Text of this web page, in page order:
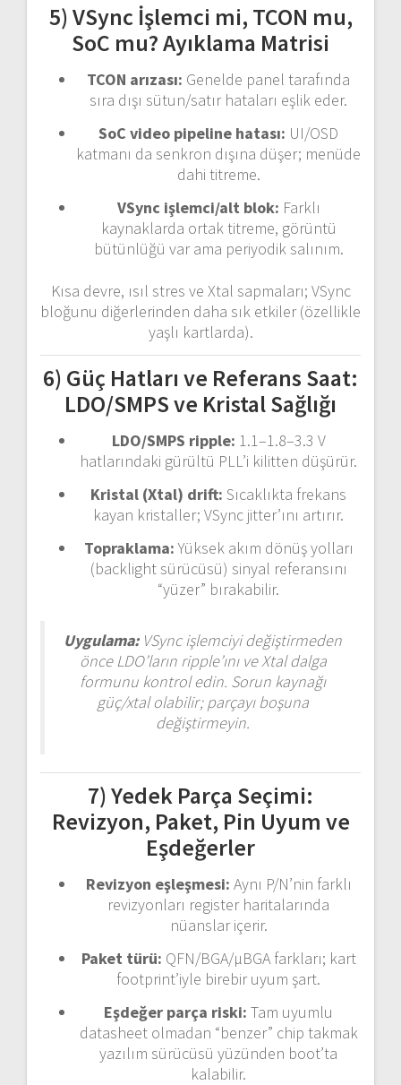
5) VSync İşlemci mi, TCON mu,
SoC mu? Ayıklama Matrisi
TCON arızası: Genelde panel tarafında
sıra dışı sütun/satır hataları eşlik eder.
SoC video pipeline hatası: UI/OSD
katmanı da senkron dışına düşer; menüde
dahi titreme.
VSync işlemci/alt blok: Farklı
kaynaklarda ortak titreme, görüntü
bütünlüğü var ama periyodik salınım.
Kısa devre, ısıl stres ve Xtal sapmaları; VSync
bloğunu diğerlerinden daha sık etkiler (özellikle
yaşlı kartlarda).
6) Güç Hatları ve Referans Saat:
LDO/SMPS ve Kristal Sağlığı
LDO/SMPS ripple: 1.1–1.8–3.3 V
hatlarındaki gürültü PLL’i kilitten düşürür.
Kristal (Xtal) drift: Sıcaklıkta frekans
kayan kristaller; VSync jitter’ını artırır.
Topraklama:Yüksek akım dönüş yolları
(backlight sürücüsü) sinyal referansını
“yüzer” bırakabilir.
Uygulama:VSync işlemciyi değiştirmeden
önce LDO’ların ripple’ını ve Xtal dalga
formunu kontrol edin. Sorun kaynağı
güç/xtal olabilir; parçayı boşuna
değiştirmeyin.
7) Yedek Parça Seçimi:
Revizyon, Paket, Pin Uyum ve
Eşdeğerler
Revizyon eşleşmesi: Aynı P/N’nin farklı
revizyonları register haritalarında
nüanslar içerir.
Paket türü: QFN/BGA/µBGA farkları; kart
footprint’iyle birebir uyum şart.
Eşdeğer parça riski: Tam uyumlu
datasheet olmadan “benzer” chip takmak
yazılım sürücüsü yüzünden boot’ta
kalabilir.